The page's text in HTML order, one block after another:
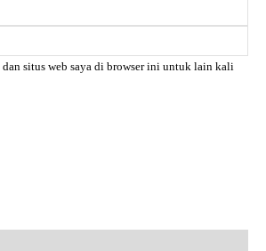
dan situs web saya di browser ini untuk lain kali